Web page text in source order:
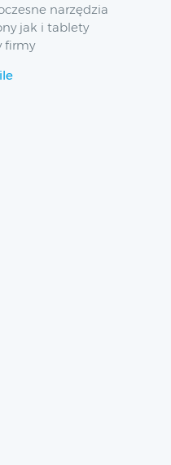
narzędzia
jak i tablety
firmy